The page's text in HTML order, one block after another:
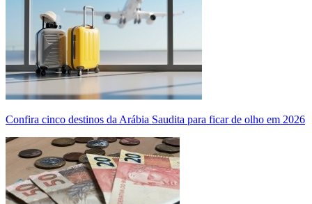
Confira cinco destinos da Arábia Saudita para ficar de olho em 2026